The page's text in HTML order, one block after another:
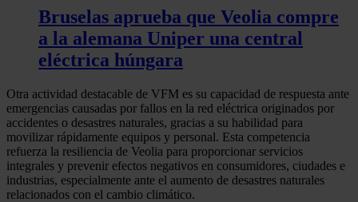
Bruselas aprueba que Veolia compre
a la alemana Uniper una central
eléctrica húngara
Otra actividad destacable de VFM es su capacidad de respuesta ante
emergencias causadas por fallos en la red eléctrica originados por
accidentes o desastres naturales, gracias a su habilidad para
movilizar rápidamente equipos y personal. Esta competencia
refuerza la resiliencia de Veolia para proporcionar servicios
integrales y prevenir efectos negativos en consumidores, ciudades e
industrias, especialmente ante el aumento de desastres naturales
relacionados con el cambio climático.